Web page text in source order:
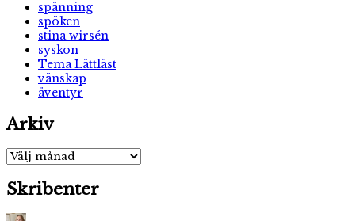
spänning
spöken
stina wirsén
syskon
Tema Lättläst
vänskap
äventyr
Arkiv
Arkiv
Skribenter